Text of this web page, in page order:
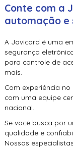
Conte com a
automação e
A Jovicard é uma
segurança
para controle de
mais.
Com experiência
com uma equipe
nacional.
Se você busca por
qualidade e
Nossos